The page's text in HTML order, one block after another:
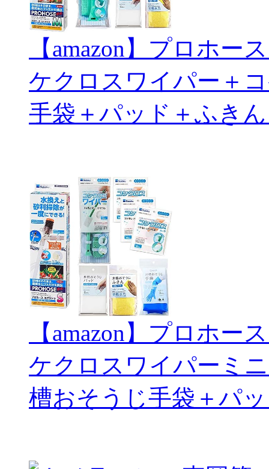
【amazon】プロホ
ケクロスワイパー＋
手袋＋パッド＋ふき
【amazon】プロホー
ケクロスワイパーミ
槽おそうじ手袋＋パ